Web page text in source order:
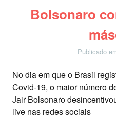
Bolsonaro
Publicado
No dia em que o Brasil
Covid-19, o maior número
Jair Bolsonaro
live nas redes sociais